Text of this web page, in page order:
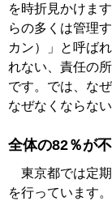
を時折見かけま
らの多くは管理
カン）」と呼ば
れない、責任の
です。では、な
なぜなくならな
全体の82％が
東京都では定期
を行っています